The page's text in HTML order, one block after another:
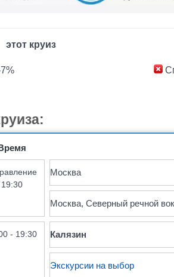
этот круиз
19:30
Москва
Москва, Северный речной
- 19:30 Калязин
Экскурсии на выбор